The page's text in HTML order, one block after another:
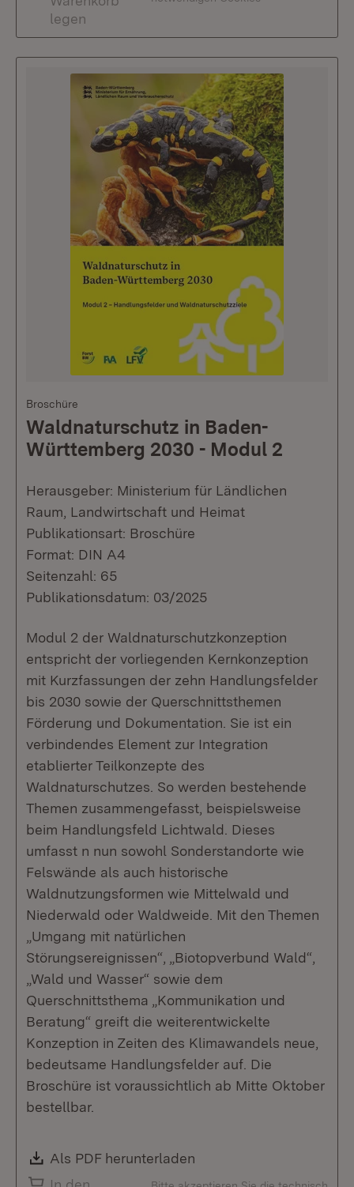
legen
Broschüre
Waldnaturschutz in Baden-
Württemberg 2030 - Modul 2
Herausgeber: Ministerium für Ländlichen
Raum, Landwirtschaft und Heimat
Publikationsart: Broschüre
Format: DIN A4
Seitenzahl: 65
Publikationsdatum: 03/2025
Modul 2 der Waldnaturschutzkonzeption
entspricht der vorliegenden Kernkonzeption
mit Kurzfassungen der zehn Handlungsfelder
bis 2030 sowie der Querschnittsthemen
Förderung und Dokumentation. Sie ist ein
verbindendes Element zur Integration
etablierter Teilkonzepte des
Waldnaturschutzes. So werden bestehende
Themen zusammengefasst, beispielsweise
beim Handlungsfeld Lichtwald. Dieses
umfasst n nun sowohl Sonderstandorte wie
Felswände als auch historische
Waldnutzungsformen wie Mittelwald und
Niederwald oder Waldweide. Mit den Themen
„Umgang mit natürlichen
Störungsereignissen“, „Biotopverbund Wald“,
„Wald und Wasser“ sowie dem
Querschnittsthema „Kommunikation und
Beratung“ greift die weiterentwickelte
Konzeption in Zeiten des Klimawandels neue,
bedeutsame Handlungsfelder auf. Die
Broschüre ist voraussichtlich ab Mitte Oktober
bestellbar.
Download:
Als PDF herunterladen